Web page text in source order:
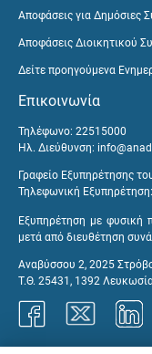
Αποφάσεις για Δημόσιες
Αποφάσεις Διοικητικού
Δείτε προηγούμενα
Επικοινωνία
Τηλέφωνο: 22515000
Ηλ. Διεύθυνση:
Γραφείο Εξυπηρέτησης
Τηλεφωνική
Εξυπηρέτηση με φυσική
μετά από διευθέτηση
Αναβύσσου 2, 2025
Τ.Θ. 25431, 1392